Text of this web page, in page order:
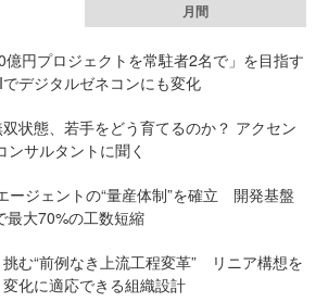
月間
円プロジェクトを常駐者2名で」を目指す
デジタルゼネコンにも変化
状態、若手をどう育てるのか？ アクセン
ンサルタントに聞く
ージェントの“量産体制”を確立 開発基盤
最大70%の工数短縮
む“前例なき上流工程変革” リニア構想を
化に適応できる組織設計